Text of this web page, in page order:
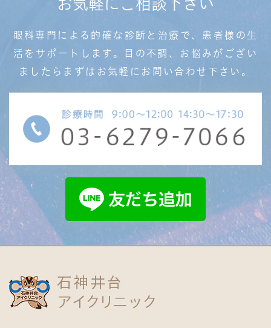
お気軽にご相談下さい
眼科専門による的確な診断と治療で、患者様の生
活を サポートします。目の不調、お悩みがござい
ましたら まずはお気軽にお問い合わせ下さい。